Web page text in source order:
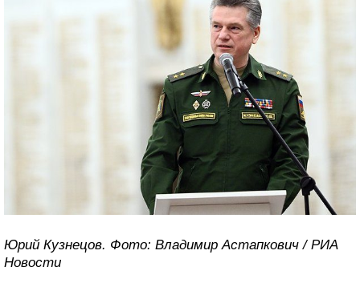
Юрий Кузнецов. Фото: Владимир Астапкович / РИА
Новости